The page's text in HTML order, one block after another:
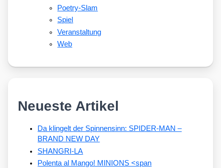
Poetry-Slam
Spiel
Veranstaltung
Web
Neueste Artikel
Da klingelt der Spinnensinn: SPIDER-MAN –
BRAND NEW DAY
SHANGRI-LA
Polenta al Mango! MINIONS <span